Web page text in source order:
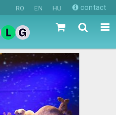
RO EN HU contact